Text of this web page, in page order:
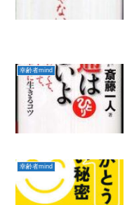
幸齢者mind
幸齢者mind